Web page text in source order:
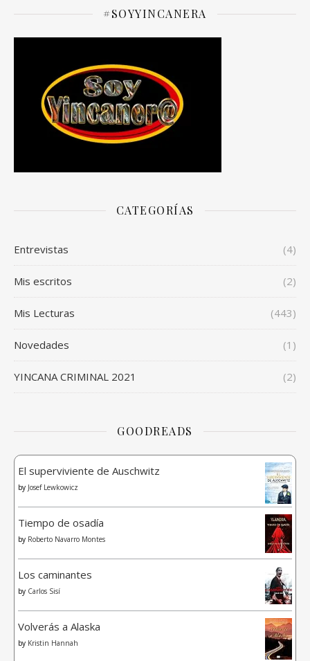
#SOYYINCANERA
CATEGORÍAS
Entrevistas (4)
Mis escritos (2)
Mis Lecturas (443)
Novedades (1)
YINCANA CRIMINAL 2021 (2)
GOODREADS
El superviviente de Auschwitz
by Josef Lewkowicz
Tiempo de osadía
by Roberto Navarro Montes
Los caminantes
by Carlos Sisí
Volverás a Alaska
by Kristin Hannah